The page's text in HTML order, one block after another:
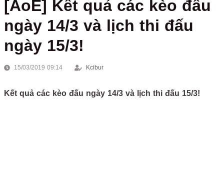
[AoE] Kết quả các kèo đấu
ngày 14/3 và lịch thi đấu
ngày 15/3!
15/03/2019 09:14 Kcibur
Kết quả các kèo đấu ngày 14/3 và lịch thi đấu 15/3!